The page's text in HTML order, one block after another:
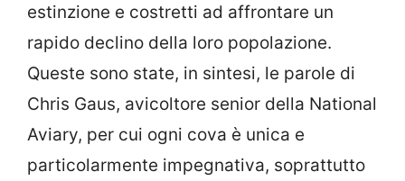
estinzione e costretti ad affrontare un
rapido declino della loro popolazione.
Queste sono state, in sintesi, le parole di
Chris Gaus, avicoltore senior della National
Aviary, per cui ogni cova è unica e
particolarmente impegnativa, soprattutto